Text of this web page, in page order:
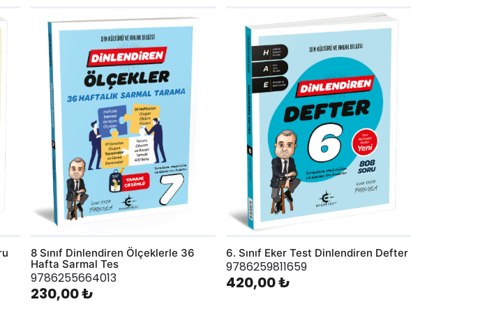
AddToWishlist
8 Sınıf Dinlendiren Ölçeklerle 36
Hafta Sarmal Tes
9786255664013
230,00 ₺
AddToWishlist
6. Sınıf Eker Test Dinlendiren Defter
9786259811659
420,00 ₺